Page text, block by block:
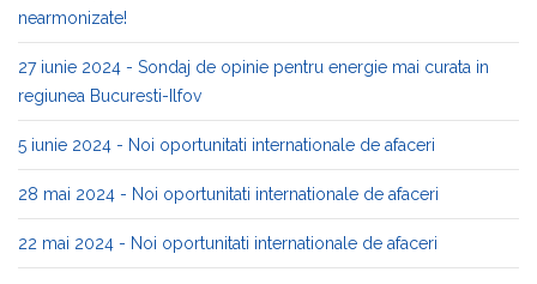
nearmonizate!
27 iunie 2024 - Sondaj de opinie pentru energie mai curata in
regiunea Bucuresti-Ilfov
5 iunie 2024 - Noi oportunitati internationale de afaceri
28 mai 2024 - Noi oportunitati internationale de afaceri
22 mai 2024 - Noi oportunitati internationale de afaceri